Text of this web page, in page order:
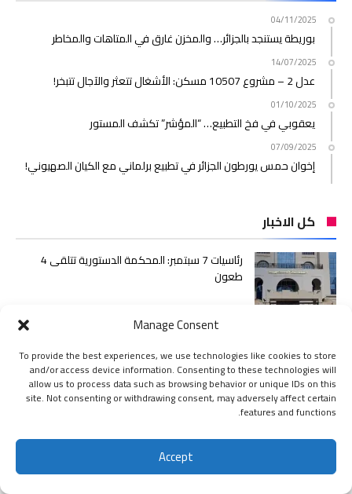
Manage Consent
To provide the best experiences, we use technologies like cookies to store
and/or access device information. Consenting to these technologies will
allow us to process data such as browsing behavior or unique IDs on this
site. Not consenting or withdrawing consent, may adversely affect certain
features and functions.
Accept
04/11/2025
بوريطة يستنجد بالجزائر… والمخزن غارق في المتاهات والمخاطر
14/07/2025
عدل 2 – مشروع 10507 مسكن: الأشغال تتعثر والآجال تتبخر!
01/10/2025
يعقوبي في فخ التطبيع… “المؤشر” تكشف المستور
07/09/2025
إخوان حمس يورطون الجزائر في تطبيع برلماني مع الكيان الصهيوني!
كل الاخبار
رئاسيات 7 سبتمبر: المحكمة الدستورية تتلقى 4
طعون
اغتيال إسماعيل هنية في غارة صهيونية بطهران
الجبهة الداخلية أقوى سلاح الجزائر